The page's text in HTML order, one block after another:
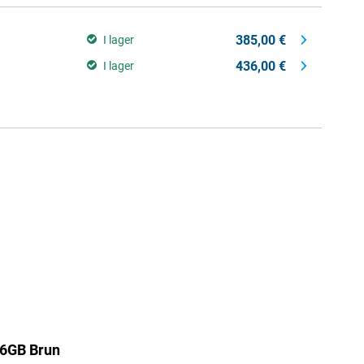
I lager 385,00 €
I lager 436,00 €
Brun